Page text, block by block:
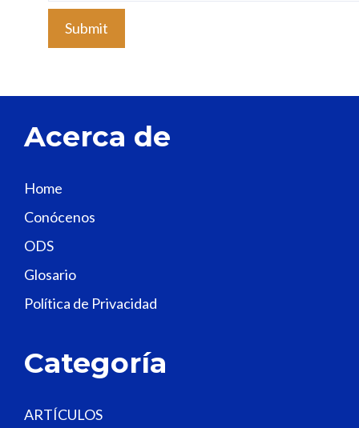
l
a
h
f
i
e
d
b
n
.
Acerca de
Home
Conócenos
ODS
Glosario
Política de Privacidad
Categoría
ARTÍCULOS